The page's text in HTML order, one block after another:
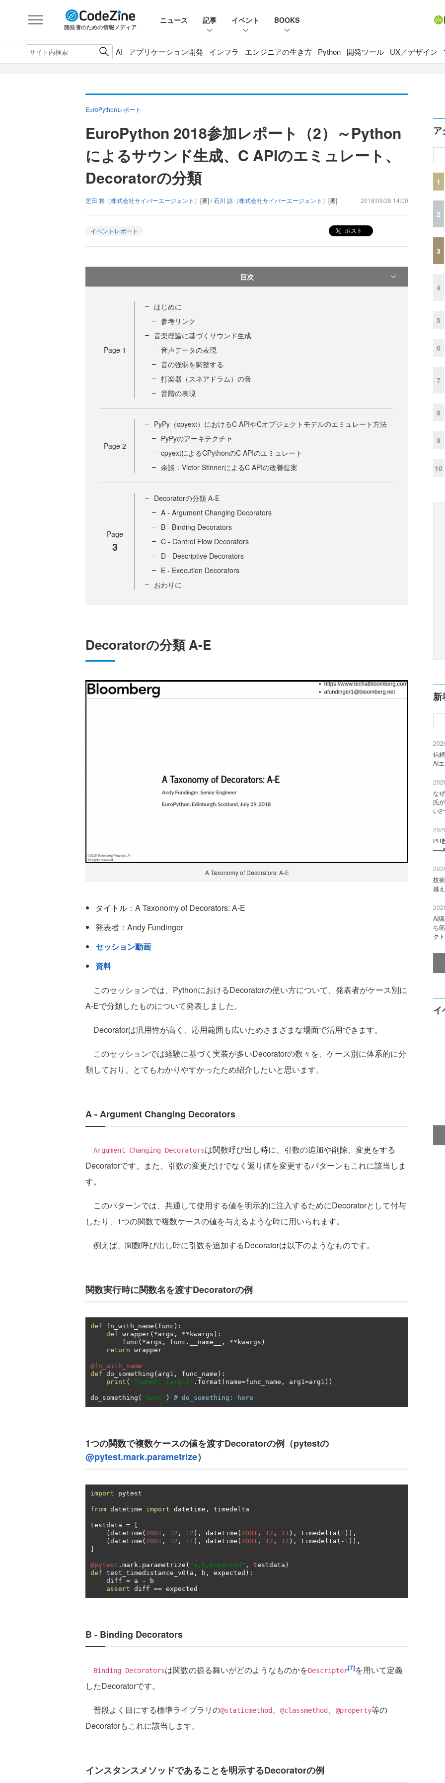
開発者のための情報メディア
ニュース 記事 イベント BOOKS
AI アプリケーション開発 インフラ エンジニアの生き方 Python 開発ツール UX／デザイン
EuroPythonレポート
EuroPython 2018参加レポート（2）～Python
によるサウンド生成、C APIのエミュレート、
Decoratorの分類
芝田 将（株式会社サイバーエージェント） [著] /石川 諒（株式会社サイバーエージェント） [著] 2018/09/28 14:00
イベントレポート ポスト
目次
Page 1
はじめに
参考リンク
音楽理論に基づくサウンド生成
音声データの表現
音の強弱を調整する
打楽器（スネアドラム）の音
音階の表現
Page 2
PyPy（cpyext）におけるC APIやCオブジェクトモデルのエミュレート方法
PyPyのアーキテクチャ
cpyextによるCPythonのC APIのエミュレート
余談：Victor StinnerによるC APIの改善提案
Page
3
Decoratorの分類 A-E
A - Argument Changing Decorators
B - Binding Decorators
C - Control Flow Decorators
D - Descriptive Decorators
E - Execution Decorators
おわりに
Decoratorの分類 A-E
A Taxonomy of Decorators: A-E
タイトル：A Taxonomy of Decorators: A-E
発表者：Andy Fundinger
セッション動画
資料
このセッションでは、PythonにおけるDecoratorの使い方について、発表者がケース別に
A-Eで分類したものについて発表しました。
Decoratorは汎用性が高く、応用範囲も広いためさまざまな場面で活用できます。
このセッションでは経験に基づく実装が多いDecoratorの数々を、ケース別に体系的に分
類しており、とてもわかりやすかったため紹介したいと思います。
A - Argument Changing Decorators
Argument Changing Decoratorsは関数呼び出し時に、引数の追加や削除、変更をする
Decoratorです。また、引数の変更だけでなく返り値を変更するパターンもこれに該当しま
す。
このパターンでは、共通して使用する値を明示的に注入するためにDecoratorとして付与
したり、1つの関数で複数ケースの値を与えるような時に用いられます。
例えば、関数呼び出し時に引数を追加するDecoratorは以下のようなものです。
関数実行時に関数名を渡すDecoratorの例
def fn_with_name ( func ):
def wrapper(*args , ** kwargs ):
        func
(*args , func . __name__ , ** kwargs )
return wrapper
@fn_with_name
def do_something ( arg1 , func_name ):
print ( '{name}: {arg1}' . format ( name=func_name , arg1 =arg1 ))
do_something ( 'here' ) # do_something: here
1つの関数で複数ケースの値を渡すDecoratorの例（pytestの
@pytest.mark.parametrize）
import pytest
from datetime import datetime , timedelta
testdata =
( datetime ( 2001 , 12 , 12 ), datetime ( 2001 , 12 , 11 ), timedelta ( 1 )),
( datetime ( 2001 , 12 , 11 ), datetime ( 2001 , 12 , 12 ), timedelta (- 1 )),
@pytest . mark . parametrize ( "a,b,expected" , testdata )
def test_timedistance_v0 ( a , b , expected ):
    diff
= a -
b
assert diff == expected
B - Binding Decorators
Binding Decoratorsは関数の振る舞いがどのようなものかをDescriptor[7]を用いて定義
したDecoratorです。
普段よく目にする標準ライブラリの@staticmethod 、 @classmethod 、 @property等の
Decoratorもこれに該当します。
インスタンスメソッドであることを明示するDecoratorの例
ア
1
2
3
4
5
6
7
8
9
10
新
信
AI
な
氏
い2
PR
技
越
AI
ち
ク
イ